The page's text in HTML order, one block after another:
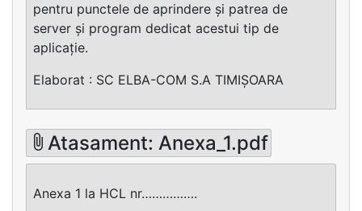
pentru punctele de aprindere și patrea de
server și program dedicat acestui tip de
aplicație.
Elaborat : SC ELBA-COM S.A TIMIȘOARA
Atasament: Anexa_1.pdf
Anexa 1 la HCL nr…………….